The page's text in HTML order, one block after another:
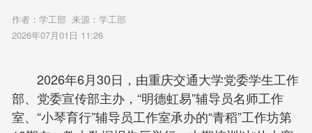
作者：学工部 来源：学工部
2026年07月01日 11:26
2026年6月30日，由重庆交通大学党委学生工作
部、党委宣传部主办，“明德虹易”辅导员名师工作
室、“小琴育行”辅导员工作室承办的“青稻”工作坊第